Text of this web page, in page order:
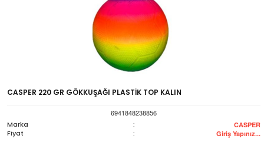
CASPER 220 GR GÖKKUŞAĞI PLASTİK TOP KALIN
6941848238856
Marka
: CASPER
Fiyat : Giriş Yapınız...